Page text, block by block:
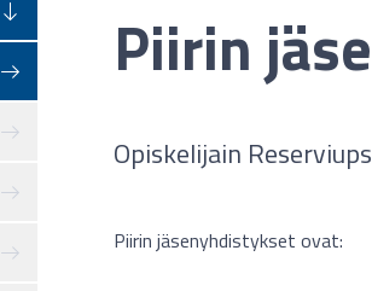
Piirin
Opiskelijain
Piirin jäsenyhdistykset ovat: